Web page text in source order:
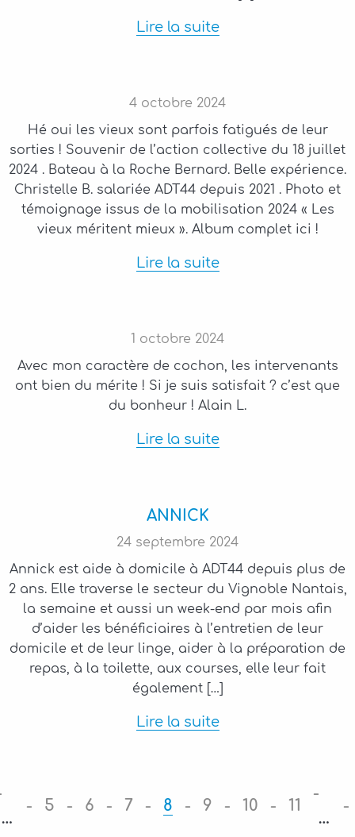
Lire la suite
4 octobre 2024
Hé oui les vieux sont parfois fatigués de leur
sorties ! Souvenir de l’action collective du 18 juillet
2024 . Bateau à la Roche Bernard. Belle expérience.
Christelle B. salariée ADT44 depuis 2021 . Photo et
témoignage issus de la mobilisation 2024 « Les
vieux méritent mieux ». Album complet ici !
Lire la suite
1 octobre 2024
Avec mon caractère de cochon, les intervenants
ont bien du mérite ! Si je suis satisfait ? c’est que
du bonheur ! Alain L.
Lire la suite
ANNICK
24 septembre 2024
Annick est aide à domicile à ADT44 depuis plus de
2 ans. Elle traverse le secteur du Vignoble Nantais,
la semaine et aussi un week-end par mois afin
d’aider les bénéficiaires à l’entretien de leur
domicile et de leur linge, aider à la préparation de
repas, à la toilette, aux courses, elle leur fait
également […]
Lire la suite
…
5 6 7 8 9 10 11
…